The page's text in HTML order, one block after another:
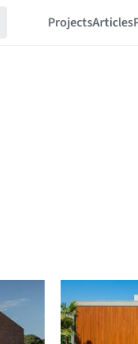
ProjectsArticles